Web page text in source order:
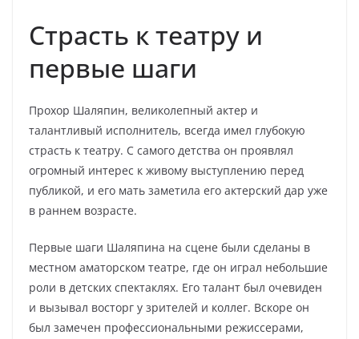
Страсть к театру и
первые шаги
Прохор Шаляпин, великолепный актер и
талантливый исполнитель, всегда имел глубокую
страсть к театру. С самого детства он проявлял
огромный интерес к живому выступлению перед
публикой, и его мать заметила его актерский дар уже
в раннем возрасте.
Первые шаги Шаляпина на сцене были сделаны в
местном аматорском театре, где он играл небольшие
роли в детских спектаклях. Его талант был очевиден
и вызывал восторг у зрителей и коллег. Вскоре он
был замечен профессиональными режиссерами,